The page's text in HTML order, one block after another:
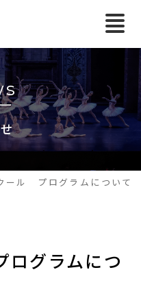
ール プログラムについて
ログラムにつ